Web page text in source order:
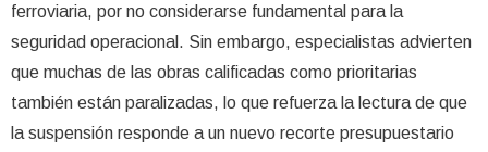
ferroviaria, por no considerarse fundamental para la
seguridad operacional. Sin embargo, especialistas advierten
que muchas de las obras calificadas como prioritarias
también están paralizadas, lo que refuerza la lectura de que
la suspensión responde a un nuevo recorte presupuestario